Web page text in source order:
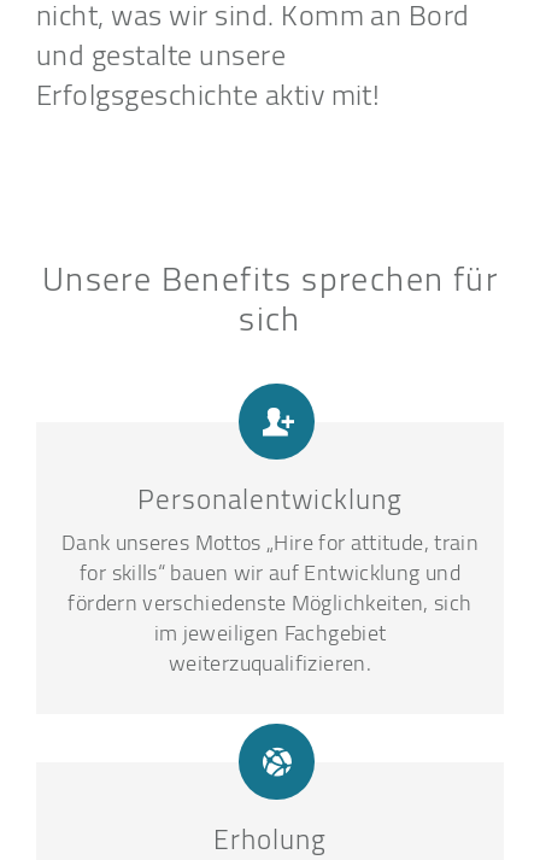
nicht, was wir sind. Komm an Bord
und gestalte unsere
Erfolgsgeschichte aktiv mit!
Unsere Benefits sprechen für
sich
Personalentwicklung
Dank unseres Mottos „Hire for attitude, train
for skills“ bauen wir auf Entwicklung und
fördern verschiedenste Möglichkeiten, sich
im jeweiligen Fachgebiet
weiterzuqualifizieren.
Erholung